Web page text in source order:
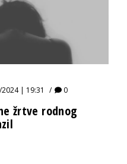
| 19:31 0
žrtve rodnog